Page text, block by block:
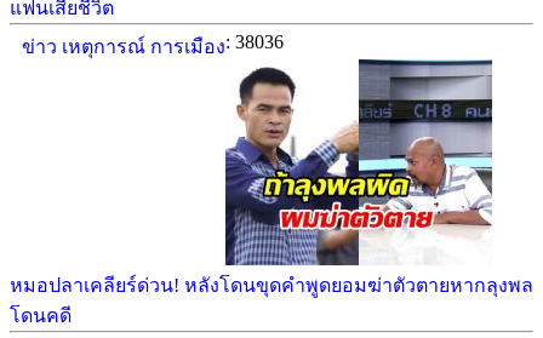
แฟนเสียชีวิต
ข่าว เหตุการณ์ การเมือง: 38036
หมอปลาเคลียร์ด่วน! หลังโดนขุดคำพูดยอมฆ่าตัวตายหากลุงพล
โดนคดี